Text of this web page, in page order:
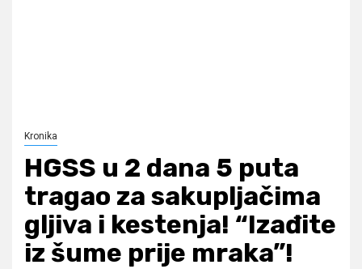
Kronika
HGSS u 2 dana 5 puta
tragao za sakupljačima
gljiva i kestenja! “Izađite
iz šume prije mraka”!